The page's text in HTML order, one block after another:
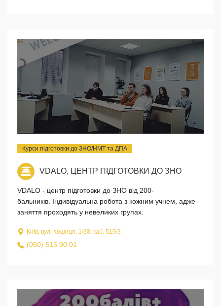
Курси підготовки до ЗНО/НМТ та ДПА
VDALO, ЦЕНТР ПІДГОТОВКИ ДО ЗНО
VDALO - центр підготовки до ЗНО від 200-
бальників. Індивідуальна робота з кожним учнем, адже
заняття проходять у невеликих групах.
Київ, вул. Кошиця, 1/38, каб. 519/3
(050) 515 00 01